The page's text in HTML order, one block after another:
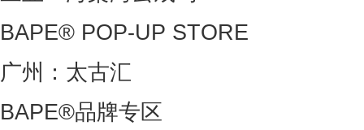
BAPE® POP-UP STORE
广州：太古汇
BAPE®品牌专区